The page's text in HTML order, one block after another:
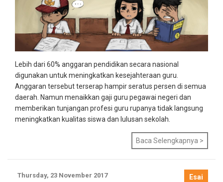
Lebih dari 60% anggaran pendidikan secara nasional
digunakan untuk meningkatkan kesejahteraan guru.
Anggaran tersebut terserap hampir seratus persen di semua
daerah. Namun menaikkan gaji guru pegawai negeri dan
memberikan tunjangan profesi guru rupanya tidak langsung
meningkatkan kualitas siswa dan lulusan sekolah.
Baca Selengkapnya >
Esai
Thursday, 23 November 2017